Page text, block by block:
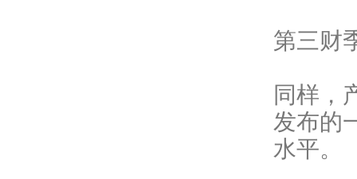
第三财
同样，
发布的
水平。